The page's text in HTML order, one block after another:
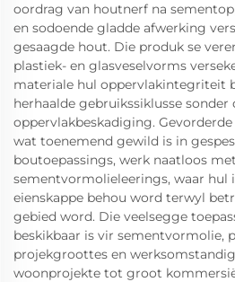
oordrag van houtnerf na
en sodoende gladde afwerking
gesaagde hout. Die produk se
plastiek- en glasveselvorms
materiale hul oppervlakintegriteit
herhaalde gebruikssiklusse sonder
oppervlakbeskadiging.
wat toenemend gewild is in
boutoepassings, werk naatloos
sementvormolieleerings, waar hul
eienskappe behou word terwyl
gebied word. Die veelsegge
beskikbaar is vir sementvormolie,
projekgroottes en
woonprojekte tot groot